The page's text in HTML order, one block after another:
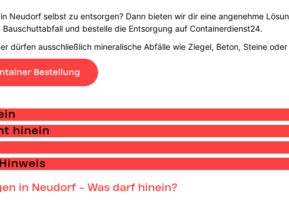
Neudorf selbst zu entsorgen? Dann bieten wir dir eine angenehme
und bestelle die Entsorgung auf Containerdienst24.
dürfen ausschließlich mineralische Abfälle wie Ziegel, Beton, Steine
Bestellung
hinein
in Neudorf - Was darf hinein?